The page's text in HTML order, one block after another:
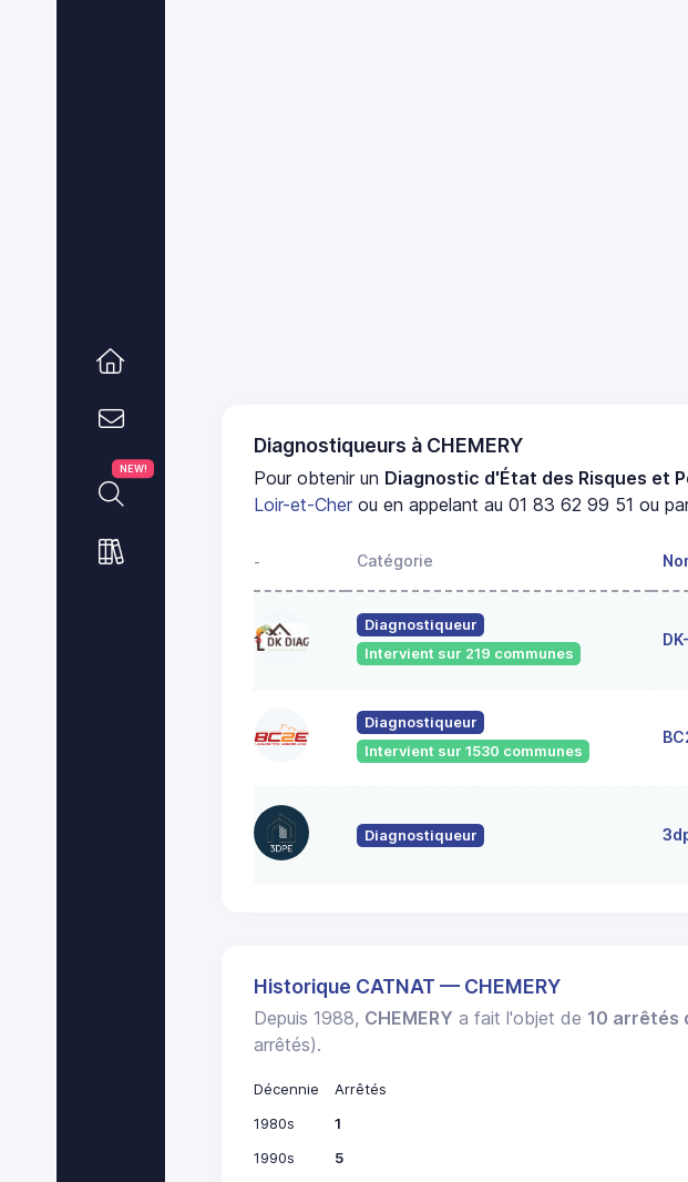
NEW!
Diagnostiqueurs à CHEMERY
Pour obtenir un Diagnostic d'État des Risques et
Loir-et-Cher ou en appelant au 01 83 62 99 51 ou
- Catégorie
Diagnostiqueur
Intervient sur 219 communes
Diagnostiqueur
Intervient sur 1530 communes
Diagnostiqueur
Historique CATNAT — CHEMERY
Depuis 1988, CHEMERY a fait l'objet de 10 arrêtés
arrêtés).
Décennie
Arrêtés
1980s
1
1990s
5